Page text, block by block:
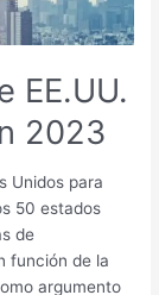
EE.UU.
2023
Unidos para
50 estados
de
función de la
argumento